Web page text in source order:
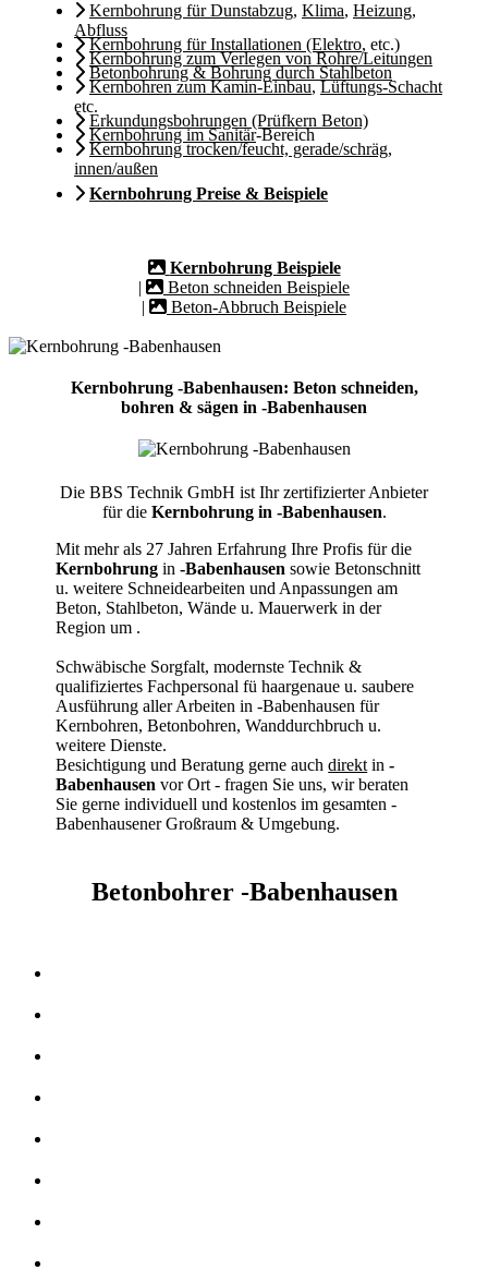
Kernbohrung für Dunstabzug, Klima, Heizung,
Abfluss
Kernbohrung für Installationen (Elektro, etc.)
Kernbohrung zum Verlegen von Rohre/Leitungen
Betonbohrung & Bohrung durch Stahlbeton
Kernbohren zum Kamin-Einbau,Lüftungs-Schacht
etc.
Erkundungsbohrungen (Prüfkern Beton)
Kernbohrung im Sanitär-Bereich
Kernbohrung trocken/feucht, gerade/schräg,
innen/außen
Kernbohrung Preise & Beispiele
Kernbohrung Beispiele
|
Beton schneiden Beispiele
|
Beton-Abbruch Beispiele
Kernbohrung -Babenhausen: Beton schneiden,
bohren & sägen in -Babenhausen
Die BBS Technik GmbH ist Ihr zertifizierter Anbieter
für die Kernbohrung in -Babenhausen.
Mit mehr als 27 Jahren Erfahrung Ihre Profis für die
Kernbohrung in-Babenhausen sowie Betonschnitt
u. weitere Schneidearbeiten und Anpassungen am
Beton, Stahlbeton, Wände u. Mauerwerk in der
Region um .
Schwäbische Sorgfalt, modernste Technik &
qualifiziertes Fachpersonalfü haargenaue u. saubere
Ausführung aller Arbeitenin -Babenhausen für
Kernbohren, Betonbohren, Wanddurchbruch u.
weitere Dienste.
Besichtigung und Beratung gerne auchdirekt in-
Babenhausen vor Ort - fragen Sie uns, wir beraten
Sie gerne individuell und kostenlos im gesamten -
Babenhausener Großraum & Umgebung.
Betonbohrer -Babenhausen